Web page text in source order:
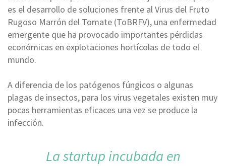
es el desarrollo de soluciones frente alVirus del Fruto
Rugoso Marrón del Tomate (ToBRFV), una enfermedad
emergente que ha provocado importantes pérdidas
económicas en explotaciones hortícolas de todo el
mundo.
A diferencia de los patógenos fúngicos o algunas
plagas de insectos, para los virus vegetales existen muy
pocas herramientas eficaces una vez se produce la
infección.
La startup incubada en